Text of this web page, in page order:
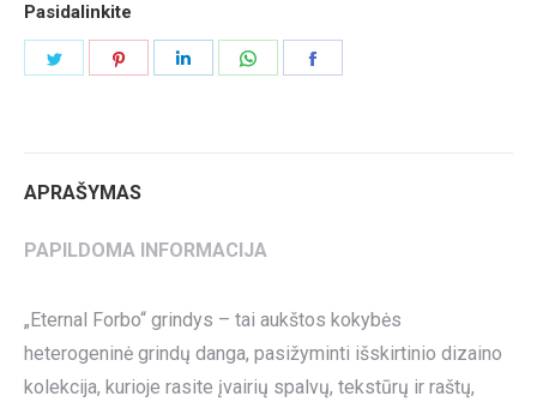
Pasidalinkite
APRAŠYMAS
PAPILDOMA INFORMACIJA
„Eternal Forbo“ grindys – tai aukštos kokybės
heterogeninė grindų danga, pasižyminti išskirtinio dizaino
kolekcija, kurioje rasite įvairių spalvų, tekstūrų ir raštų,